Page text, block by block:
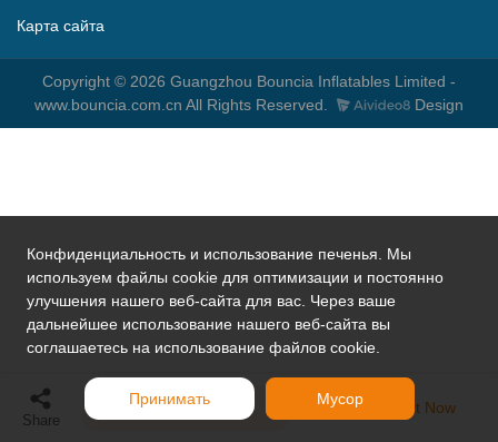
Карта сайта
Copyright © 2026 Guangzhou Bouncia Inflatables Limited -
www.bouncia.com.cn All Rights Reserved.
Design
Share
Send Inquiry Chat Now
Конфиденциальность и использование печенья. Мы
используем файлы cookie для оптимизации и постоянно
улучшения нашего веб-сайта для вас. Через ваше
дальнейшее использование нашего веб-сайта вы
соглашаетесь на использование файлов cookie.
Принимать Мусор